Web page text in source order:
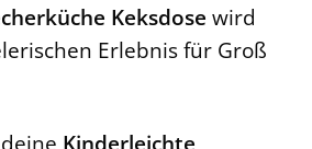
Keksdose wird
Erlebnis für Groß
Kinderleichte